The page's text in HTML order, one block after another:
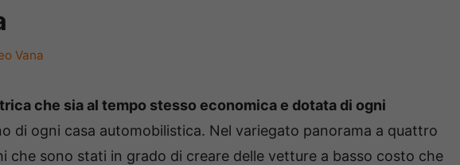
Vana
che sia al tempo stesso economica e dotata di ogni
di ogni casa automobilistica. Nel variegato panorama a quattro
che sono stati in grado di creare delle vetture a basso costo che